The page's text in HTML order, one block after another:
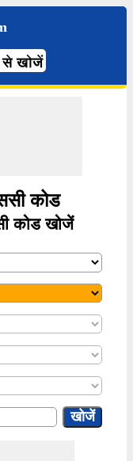
से खोजें
कोड
कोड खोजें